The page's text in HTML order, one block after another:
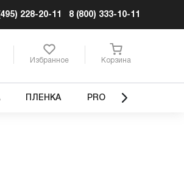
228-20-11 8 (800) 333-10-11
Избранное Корзина
ПЛЕНКА PRO